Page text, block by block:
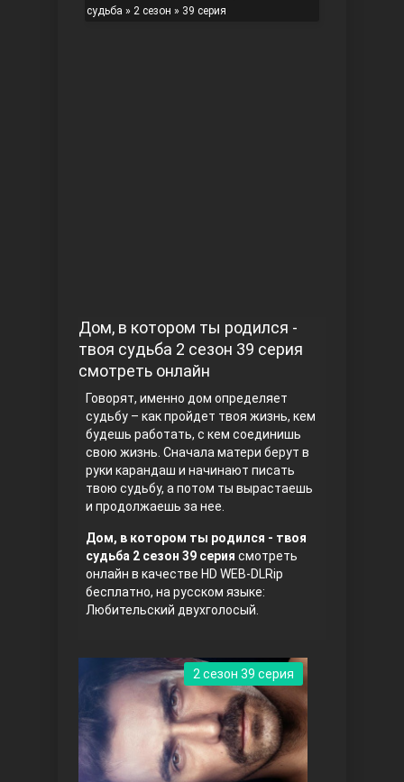
Правосyдие
Любовь напрокат
судьба » 2 сезон » 39 серия
Дом, в котором ты родился -
твоя судьба 2 сезон 39 серия
смотреть онлайн
Говорят, именно дом определяет
судьбу – как пройдет твоя жизнь, кем
будешь работать, с кем соединишь
свою жизнь. Сначала матери берут в
руки карандаш и начинают писать
твою судьбу, а потом ты вырастаешь
и продолжаешь за нее.
Дом, в котором ты родился - твоя
судьба 2 сезон 39 серия смотреть
онлайн в качестве HD WEB-DLRip
бесплатно, на русском языке:
Любительский двухголосый.
2 сезон 39 серия